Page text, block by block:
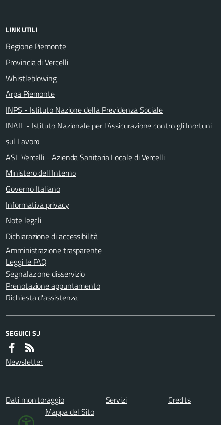
LINK UTILI
Regione Piemonte
Provincia di Vercelli
Whistleblowing
Arpa Piemonte
INPS - Istituto Nazione della Previdenza Sociale
INAIL - Istituto Nazionale per l'Assicurazione contro gli Inortuni
sul Lavoro
ASL Vercelli - Azienda Sanitaria Locale di Vercelli
Ministero dell'Interno
Governo Italiano
Informativa privacy
Note legali
Dichiarazione di accessibilità
Amministrazione trasparente
Leggi le FAQ
Segnalazione disservizio
Prenotazione appuntamento
Richiesta d'assistenza
SEGUICI SU
Newsletter
Dati monitoraggio Servizi
Credits
Mappa del Sito